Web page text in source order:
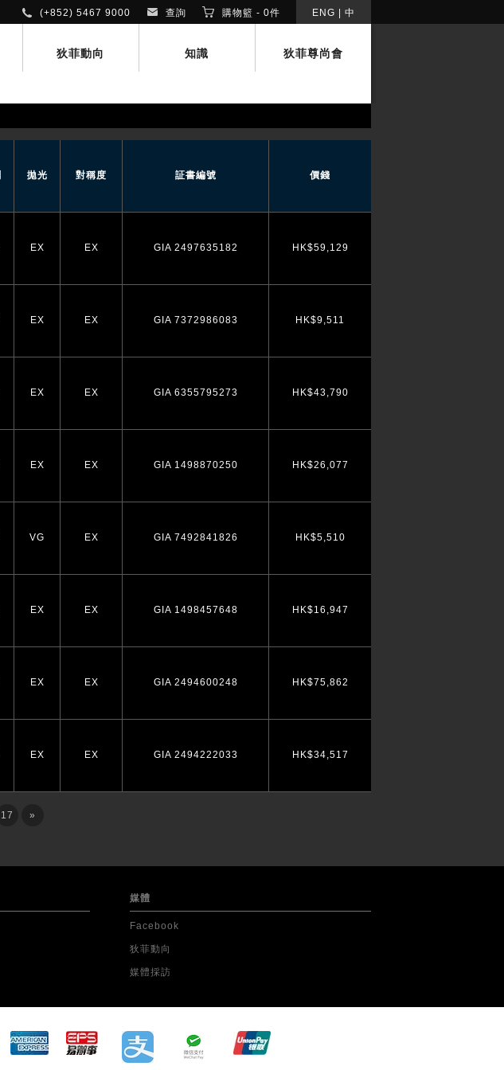
ENG 中
購物籃 - 0件
查詢
(+852) 5467 9000
狄菲動向 知識 狄菲尊尚會
拋光 對稱度 証書編號 價錢
EX EX GIA 2497635182 HK$59,129
EX EX GIA 7372986083 HK$9,511
EX EX GIA 6355795273 HK$43,790
EX EX GIA 1498870250 HK$26,077
VG EX GIA 7492841826 HK$5,510
EX EX GIA 1498457648 HK$16,947
EX EX GIA 2494600248 HK$75,862
EX EX GIA 2494222033 HK$34,517
17 »
媒體
Facebook
狄菲動向
媒體採訪